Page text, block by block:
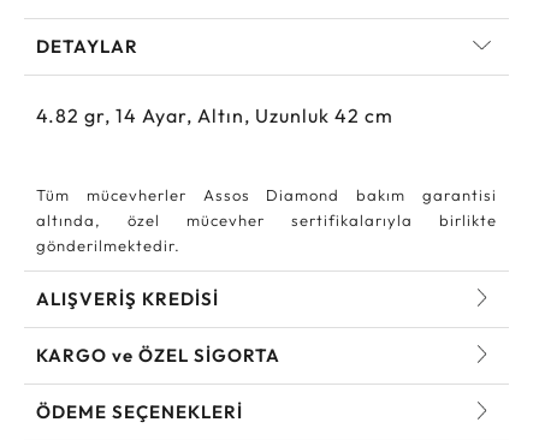
DETAYLAR
4.82 gr, 14 Ayar, Altın, Uzunluk 42 cm
Tüm mücevherler Assos Diamond bakım garantisi
altında, özel mücevher sertifikalarıyla birlikte
gönderilmektedir.
ALIŞVERİŞ KREDİSİ
KARGO ve ÖZEL SİGORTA
ÖDEME SEÇENEKLERİ